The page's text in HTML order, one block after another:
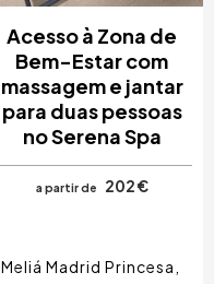
Acesso à Zona de
Bem-Estar com
massagem e jantar
para duas pessoas
no Serena Spa
a partir de 202 €
Meliá Madrid Princesa